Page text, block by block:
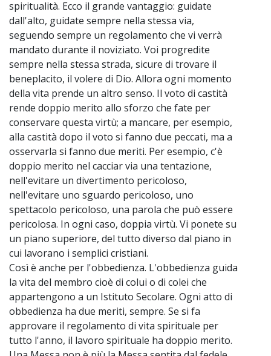
spiritualità. Ecco il grande vantaggio: guidate
dall'alto, guidate sempre nella stessa via,
seguendo sempre un regolamento che vi verrà
mandato durante il noviziato. Voi progredite
sempre nella stessa strada, sicure di trovare il
beneplacito, il volere di Dio. Allora ogni momento
della vita prende un altro senso. Il voto di castità
rende doppio merito allo sforzo che fate per
conservare questa virtù; a mancare, per esempio,
alla castità dopo il voto si fanno due peccati, ma a
osservarla si fanno due meriti. Per esempio, c'è
doppio merito nel cacciar via una tentazione,
nell'evitare un divertimento pericoloso,
nell'evitare uno sguardo pericoloso, uno
spettacolo pericoloso, una parola che può essere
pericolosa. In ogni caso, doppia virtù. Vi ponete su
un piano superiore, del tutto diverso dal piano in
cui lavorano i semplici cristiani.
Così è anche per l'obbedienza. L'obbedienza guida
la vita del membro cioè di colui o di colei che
appartengono a un Istituto Secolare. Ogni atto di
obbedienza ha due meriti, sempre. Se si fa
approvare il regolamento di vita spirituale per
tutto l'anno, il lavoro spirituale ha doppio merito.